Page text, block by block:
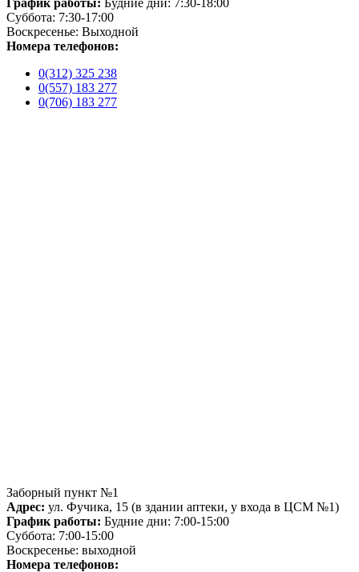
Суббота: 7:30-17:00
Воскресенье: Выходной
Номера телефонов:
0(312) 325 238
0(557) 183 277
0(706) 183 277
Заборный пункт №1
Адрес: ул. Фучика, 15 (в здании аптеки, у входа в ЦСМ №1)
График работы: Будние дни: 7:00-15:00
Суббота: 7:00-15:00
Воскресенье: выходной
Номера телефонов: